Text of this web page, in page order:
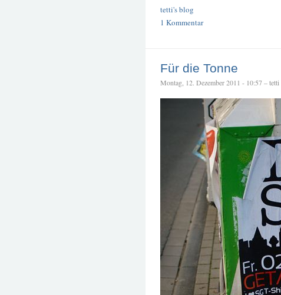
tetti's blog
1 Kommentar
Für die Tonne
Montag, 12. Dezember 2011 - 10:57 – tetti